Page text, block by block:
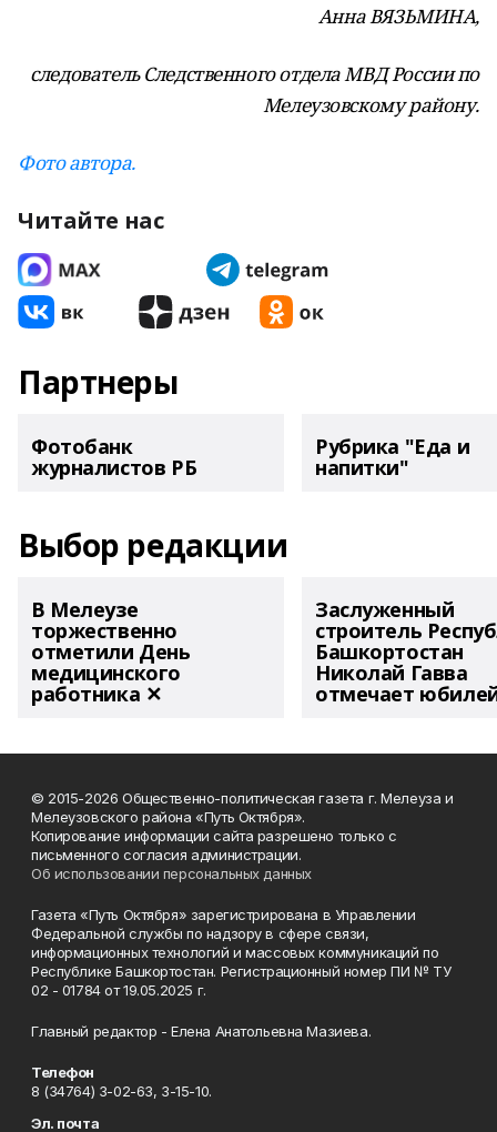
Анна ВЯЗЬМИНА,
следователь Следственного отдела МВД России по
Мелеузовскому району.
Фото автора.
Читайте нас
Партнеры
Фотобанк
журналистов РБ
Рубрика "Еда и
напитки"
Выбор редакции
В Мелеузе
торжественно
отметили День
медицинского
работника ✕
Заслуженный
строитель
Башкортостан
Николай Гавва
отмечает
© 2015-2026 Общественно-политическая газета г. Мелеуза и
Мелеузовского района «Путь Октября».
Копирование информации сайта разрешено только с
письменного согласия администрации.
Об использовании персональных данных
Газета «Путь Октября» зарегистрирована в Управлении
Федеральной службы по надзору в сфере связи,
информационных технологий и массовых коммуникаций по
Республике Башкортостан. Регистрационный номер ПИ № ТУ
02 - 01784 от 19.05.2025 г.
Главный редактор - Елена Анатольевна Мазиева.
Телефон
8 (34764) 3-02-63, 3-15-10.
Эл. почта